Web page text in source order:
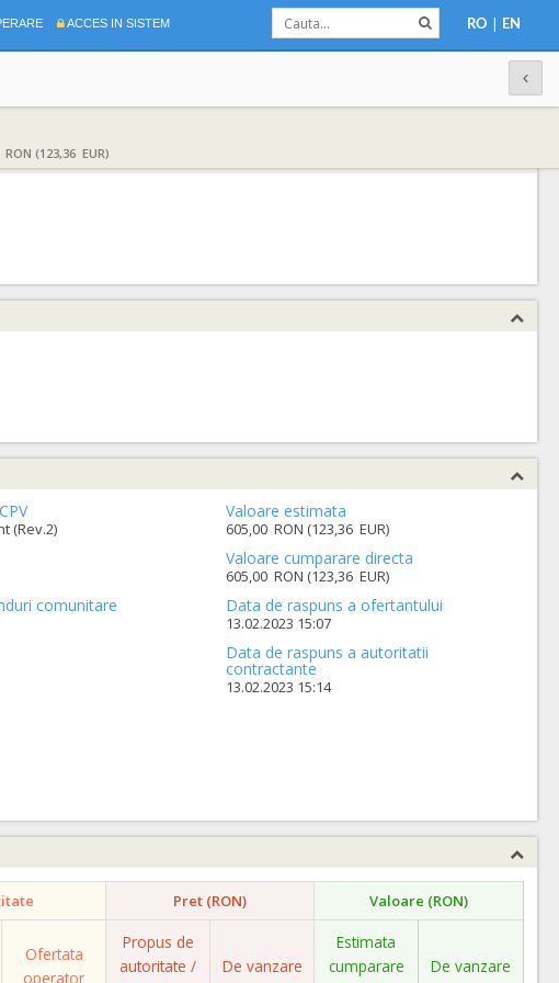
ACCES IN SISTEM RO | EN
RON (123,36 EUR)
(Rev.2)
comunitare
Valoare estimata
605,00 RON (123,36 EUR)
Valoare cumparare directa
605,00 RON (123,36 EUR)
Data de raspuns a ofertantului
13.02.2023 15:07
Data de raspuns a autoritatii
contractante
13.02.2023 15:14
Pret (RON) Valoare (RON)
Ofertata
operator
Propus de
autoritate /
De vanzare
Estimata
cumparare
De vanzare